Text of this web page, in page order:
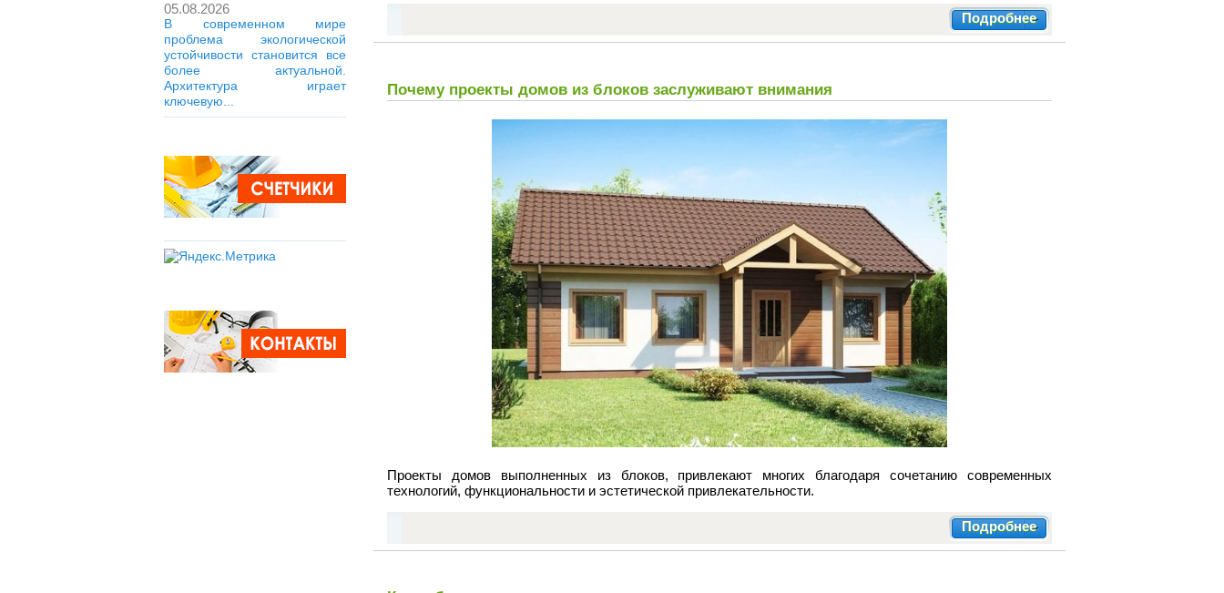
05.08.2026
В современном мире
проблема экологической
устойчивости становится все
более актуальной.
Архитектура играет
ключевую...
Подробнее
Почему проекты домов из блоков заслуживают внимания
Проекты домов выполненных из блоков, привлекают многих благодаря сочетанию современных
технологий, функциональности и эстетической привлекательности.
Подробнее